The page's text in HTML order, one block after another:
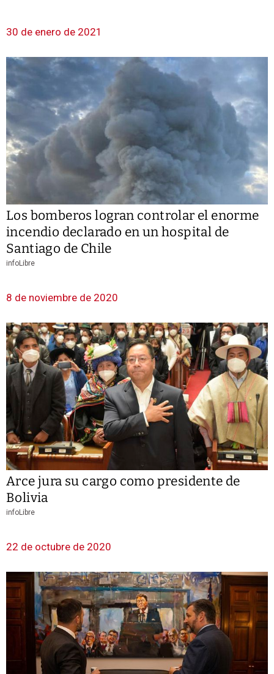
30 de enero de 2021
Los bomberos logran controlar el enorme
incendio declarado en un hospital de
Santiago de Chile
infoLibre
8 de noviembre de 2020
Arce jura su cargo como presidente de
Bolivia
infoLibre
22 de octubre de 2020